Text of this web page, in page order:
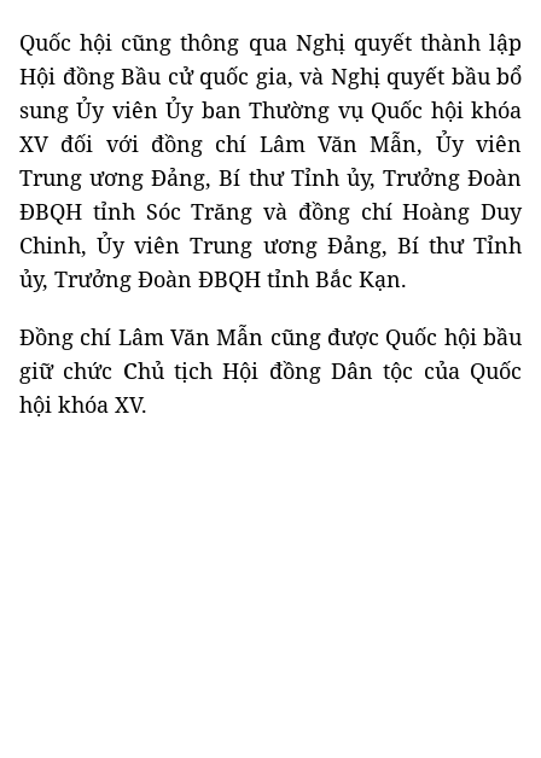
Quốc hội cũng thông qua Nghị quyết thành lập
Hội đồng Bầu cử quốc gia, và Nghị quyết bầu bổ
sung Ủy viên Ủy ban Thường vụ Quốc hội khóa
XV đối với đồng chí Lâm Văn Mẫn, Ủy viên
Trung ương Đảng, Bí thư Tỉnh ủy, Trưởng Đoàn
ĐBQH tỉnh Sóc Trăng và đồng chí Hoàng Duy
Chinh, Ủy viên Trung ương Đảng, Bí thư Tỉnh
ủy, Trưởng Đoàn ĐBQH tỉnh Bắc Kạn.
Đồng chí Lâm Văn Mẫn cũng được Quốc hội bầu
giữ chức Chủ tịch Hội đồng Dân tộc của Quốc
hội khóa XV.